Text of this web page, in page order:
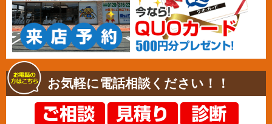
お気軽に電話相談ください！！